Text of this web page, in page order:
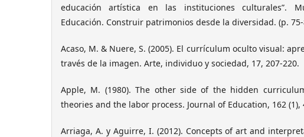
educación artística en las instituciones culturales”.
Educación. Construir patrimonios desde la diversidad. (p. 75-
Acaso, M. & Nuere, S. (2005). El currículum oculto visual:
través de la imagen. Arte, individuo y sociedad, 17, 207-220.
Apple, M. (1980). The other side of the hidden
theories and the labor process. Journal of Education, 162 (1),
Arriaga, A. y Aguirre, I. (2012). Concepts of art and